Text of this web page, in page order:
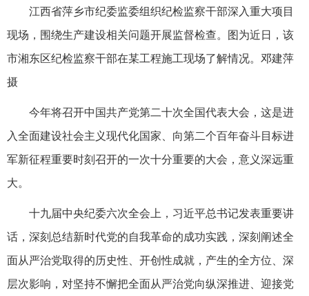
江西省萍乡市纪委监委组织纪检监察干部深入重大项目
现场，围绕生产建设相关问题开展监督检查。图为近日，该
市湘东区纪检监察干部在某工程施工现场了解情况。邓建萍
摄
今年将召开中国共产党第二十次全国代表大会，这是进
入全面建设社会主义现代化国家、向第二个百年奋斗目标进
军新征程重要时刻召开的一次十分重要的大会，意义深远重
大。
十九届中央纪委六次全会上，习近平总书记发表重要讲
话，深刻总结新时代党的自我革命的成功实践，深刻阐述全
面从严治党取得的历史性、开创性成就，产生的全方位、深
层次影响，对坚持不懈把全面从严治党向纵深推进、迎接党